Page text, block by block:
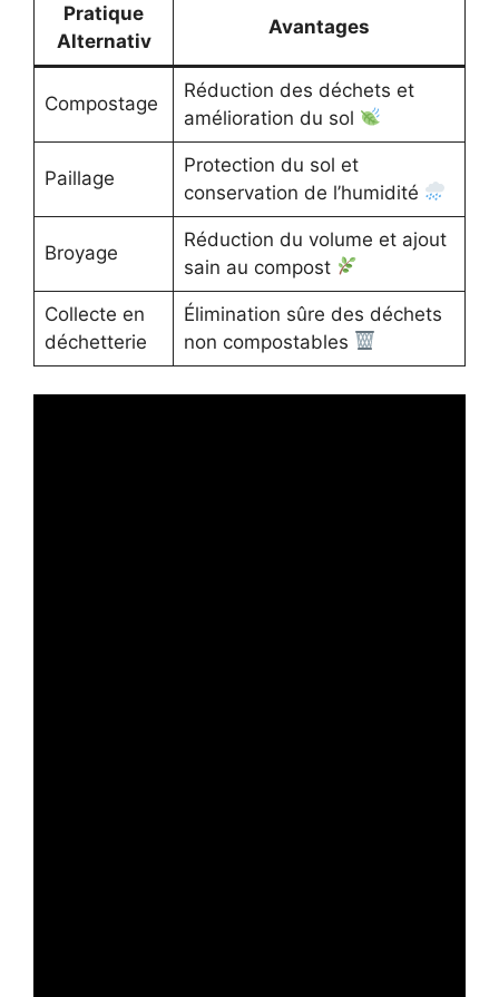
Pratique
Alternativ
Avantages
Compostage
Réduction des déchets et
amélioration du sol
Paillage
Protection du sol et
conservation de l’humidité
Broyage
Réduction du volume et ajout
sain au compost
Collecte en
déchetterie
Élimination sûre des déchets
non compostables